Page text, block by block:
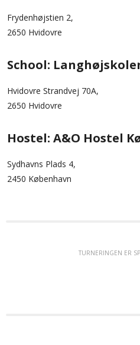
Frydenhøjstien 2,
2650 Hvidovre
School:
Hvidovre Strandvej 70A,
2650 Hvidovre
Hostel: A&O Hostel
Sydhavns Plads 4,
2450 København
TURNERINGEN ER